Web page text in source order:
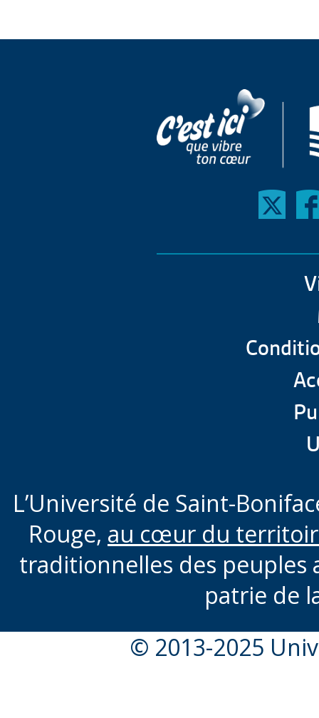
L’Université de Saint-
Rouge, au cœur du
traditionnelles des peuples
patrie de
© 2013-2025